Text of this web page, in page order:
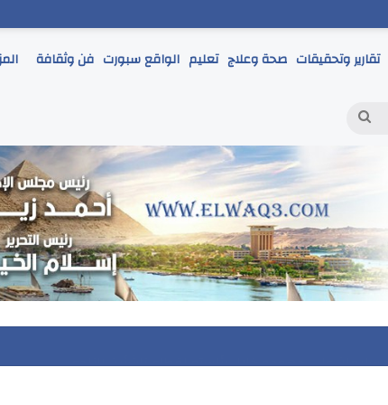
تقارير وتحقيقات صحة وعلاج تعليم الواقع سبورت فن وثقافة
بحث